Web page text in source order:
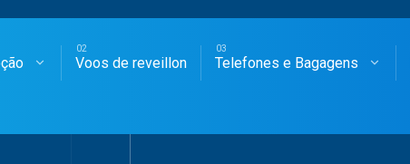
AÉREAS
Voos de reveillon Telefones e Bagagens